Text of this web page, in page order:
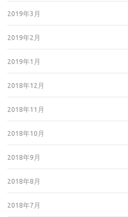
2019年3月
2019年2月
2019年1月
2018年12月
2018年11月
2018年10月
2018年9月
2018年8月
2018年7月